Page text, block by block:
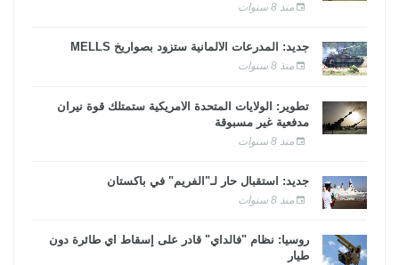
منذ 8 سنوات
جديد: المدرعات الألمانية ستزود بصواريخ MELLS
منذ 8 سنوات
تطوير: الولايات المتحدة الأمريكية ستمتلك قوة نيران
مدفعية غير مسبوقة
منذ 8 سنوات
جديد: استقبال حار لـ"الفريم" في باكستان
منذ 8 سنوات
روسيا: نظام "فالداي" قادر على إسقاط أي طائرة دون
طيار